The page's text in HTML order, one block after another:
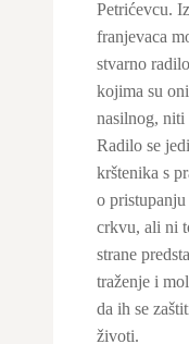
Petrićevcu.
franjevaca
stvarno
kojima su
nasilnog, niti
Radilo se
krštenika s
o
crkvu, ali ni
strane
traženje i
da ih se
životi.